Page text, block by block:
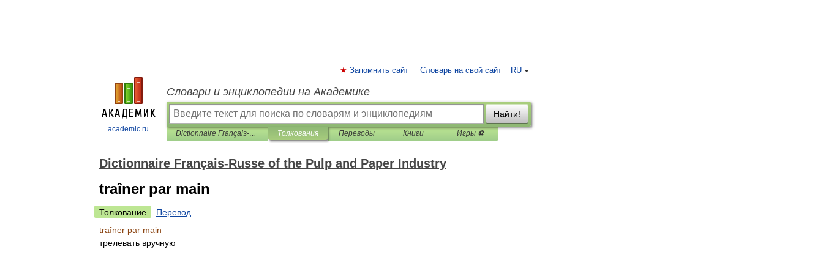
academic.ru
RU
Запомнить сайт Словарь на свой сайт
Словари и энциклопедии на Академике
Найти!
Dictionnaire Français-Russe of the Pulp and Paper Industry Толкования Переводы Книги Игры ⚽
Dictionnaire Français-Russe of the Pulp and Paper Industry
traîner par main
Толкование
Перевод
traîner par main
трелевать вручную